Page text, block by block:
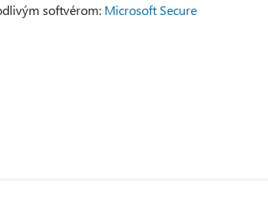
softvérom: Microsoft Secure